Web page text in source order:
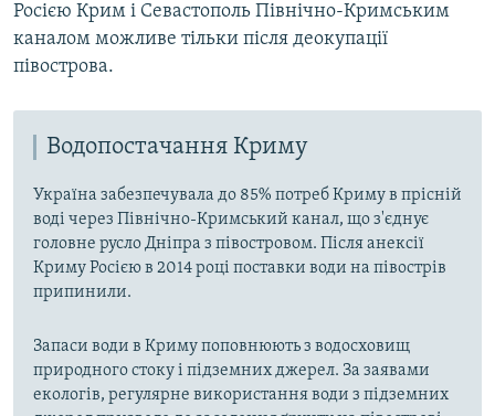
Росією Крим і Севастополь Північно-Кримським
каналом можливе тільки після деокупації
півострова.
Водопостачання Криму
Україна забезпечувала до 85% потреб Криму в прісній
воді через Північно-Кримський канал, що з'єднує
головне русло Дніпра з півостровом. Після анексії
Криму Росією в 2014 році поставки води на півострів
припинили.
Запаси води в Криму поповнюють з водосховищ
природного стоку і підземних джерел. За заявами
екологів, регулярне використання води з підземних